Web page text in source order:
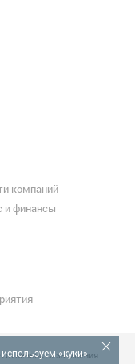
«куки»
компаний
и финансы
за мнения